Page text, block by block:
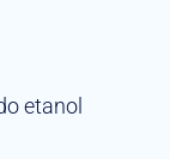
etanol